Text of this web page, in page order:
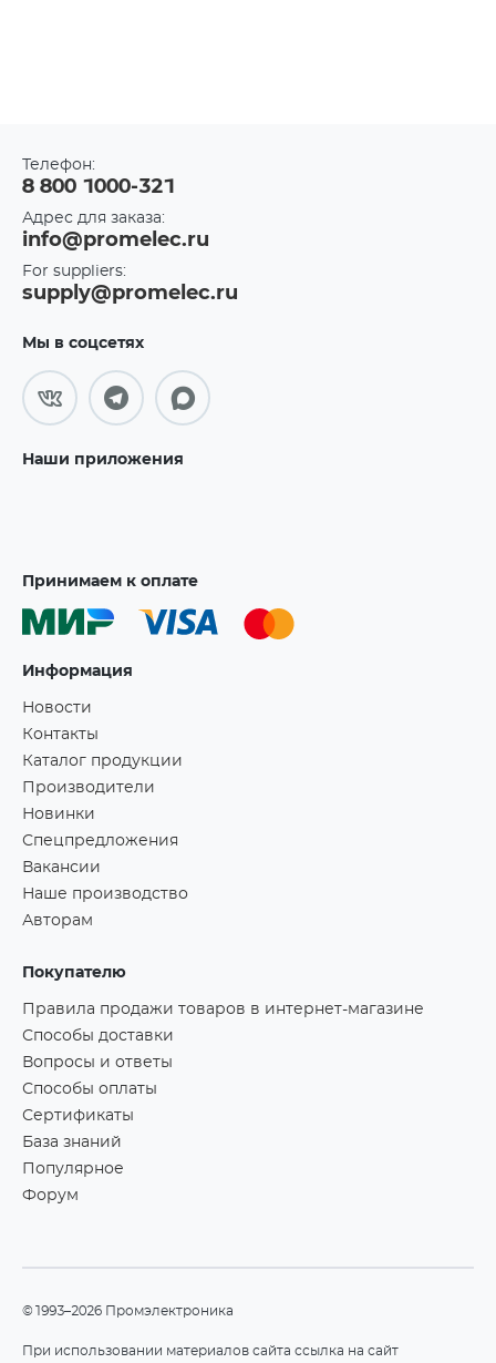
Телефон:
8 800 1000-321
Адрес для заказа:
info@promelec.ru
For suppliers:
supply@promelec.ru
Мы в соцсетях
Наши приложения
Принимаем к оплате
Информация
Новости
Контакты
Каталог продукции
Производители
Новинки
Спецпредложения
Вакансии
Наше производство
Авторам
Покупателю
Правила продажи товаров в интернет-магазине
Способы доставки
Вопросы и ответы
Способы оплаты
Сертификаты
База знаний
Популярное
Форум
©1993–2026 Промэлектроника
При использовании материалов сайта ссылка на сайт